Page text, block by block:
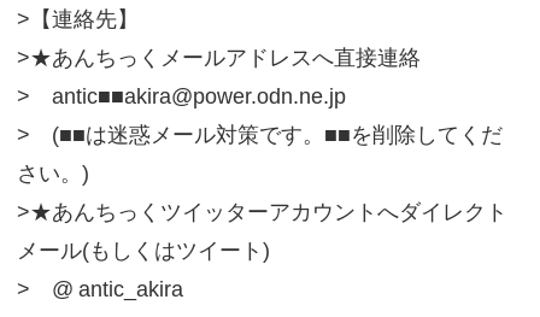
>【連絡先】
>★あんちっくメールアドレスへ直接連絡
> antic■■akira@power.odn.ne.jp
> (■■は迷惑メール対策です。■■を削除してくだ
さい。)
>★あんちっくツイッターアカウントへダイレクト
メール(もしくはツイート)
> @ antic_akira